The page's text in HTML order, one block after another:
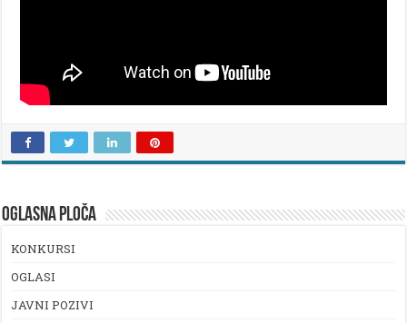
OGLASNA PLOČA
KONKURSI
OGLASI
JAVNI POZIVI